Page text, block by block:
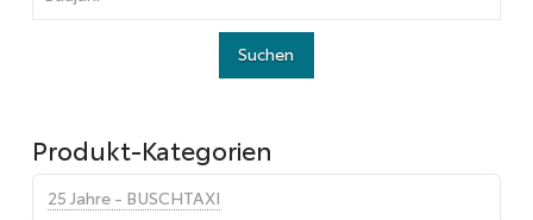
Produkt-Kategorien
25 Jahre - BUSCHTAXI